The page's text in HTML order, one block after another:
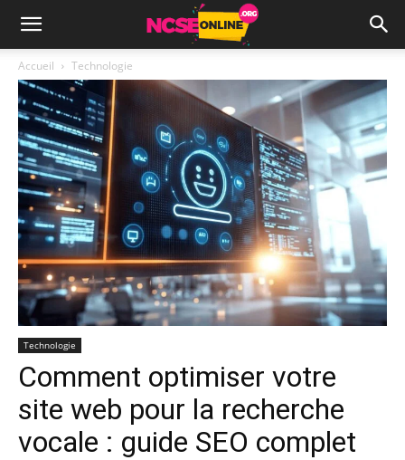
Accueil Technologie
Technologie
Comment optimiser votre
site web pour la recherche
vocale : guide SEO complet